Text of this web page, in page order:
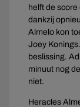
helft de
dankzij
Almelo kon
Joey
beslissing.
minuut nog
niet.
Heracles